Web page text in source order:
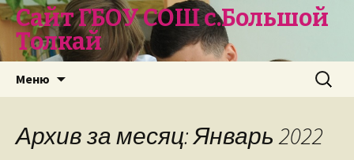
Сайт ГБОУ СОШ с.Большой
Толкай
Меню Найти:
Архив за месяц: Январь 2022